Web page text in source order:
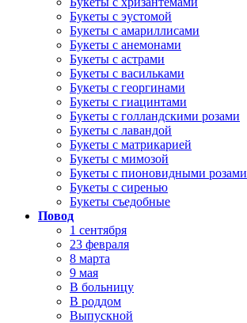
Букеты с эустомой
Букеты с амариллисами
Букеты с анемонами
Букеты с астрами
Букеты с васильками
Букеты с георгинами
Букеты с гиацинтами
Букеты с голландскими розами
Букеты с лавандой
Букеты с матрикарией
Букеты с мимозой
Букеты с пионовидными розами
Букеты с сиренью
Букеты съедобные
Повод
1 сентября
23 февраля
8 марта
9 мая
В больницу
В роддом
Выпускной